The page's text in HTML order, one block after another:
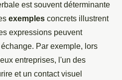
est souvent déterminante
exemples concrets illustrent
expressions peuvent
Par exemple, lors
entreprises, l'un des
et un contact visuel